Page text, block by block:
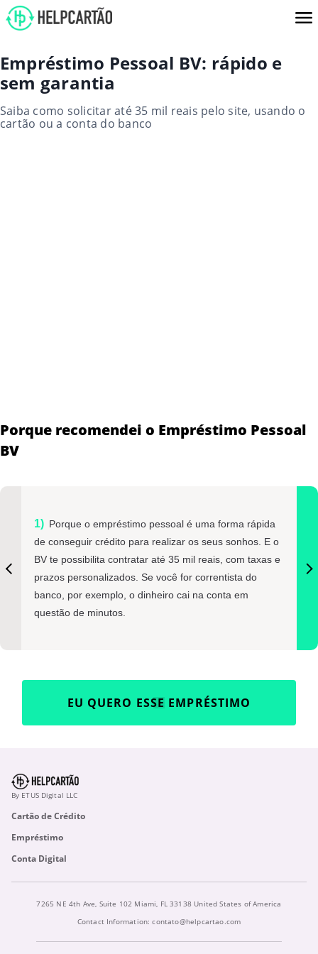
Empréstimo Pessoal BV: rápido e
sem garantia
Saiba como solicitar até 35 mil reais pelo site, usando o
cartão ou a conta do banco
Porque recomendei o Empréstimo Pessoal
BV
Porque o empréstimo pessoal é uma forma rápida
de conseguir crédito para realizar os seus sonhos. E o
BV te possibilita contratar até 35 mil reais, com taxas e
prazos personalizados. Se você for correntista do
banco, por exemplo, o dinheiro cai na conta em
questão de minutos.
EU QUERO ESSE EMPRÉSTIMO
By ETUS Digital LLC
Cartão de Crédito
Empréstimo
Conta Digital
7265 NE 4th Ave, Suite 102 Miami, FL 33138 United States of America
Contact Information:contato@helpcartao.com